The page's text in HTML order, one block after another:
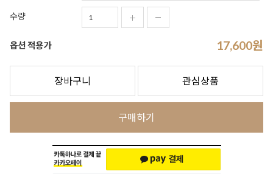
수량
옵션 적용가 17,600원
장바구니 관심상품
구매하기